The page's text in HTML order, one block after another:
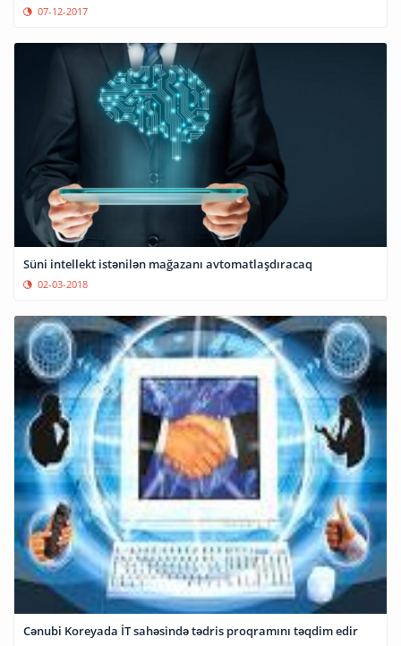
07-12-2017
Süni intellekt istənilən mağazanı avtomatlaşdıracaq
02-03-2018
Cənubi Koreyada İT sahəsində tədris proqramını təqdim edir